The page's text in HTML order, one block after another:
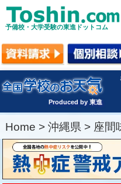
予備校・大学受験の東進ドットコム
Produced by 東進
Home > 沖縄県 > 座間